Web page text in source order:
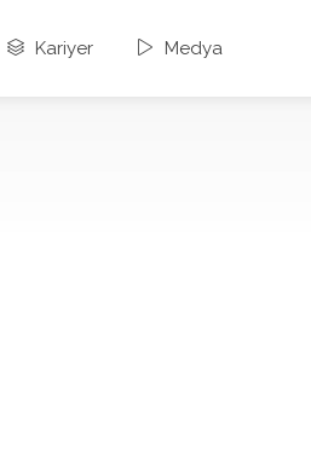
Kariyer Medya